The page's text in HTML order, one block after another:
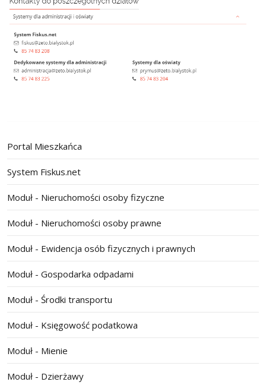
Portal Mieszkańca
System Fiskus.net
Moduł - Nieruchomości osoby fizyczne
Moduł - Nieruchomości osoby prawne
Moduł - Ewidencja osób fizycznych i prawnych
Moduł - Gospodarka odpadami
Moduł - Środki transportu
Moduł - Księgowość podatkowa
Moduł - Mienie
Moduł - Dzierżawy